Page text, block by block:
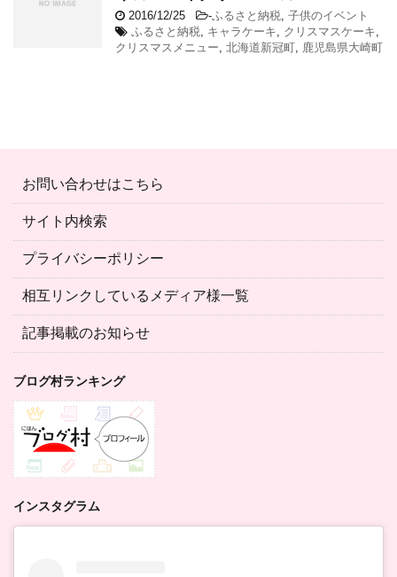
2016/12/25 -ふるさと納税, 子供のイベント
ふるさと納税, キャラケーキ, クリスマスケーキ,
クリスマスメニュー, 北海道新冠町, 鹿児島県大崎町
お問い合わせはこちら
サイト内検索
プライバシーポリシー
相互リンクしているメディア様一覧
記事掲載のお知らせ
ブログ村ランキング
インスタグラム